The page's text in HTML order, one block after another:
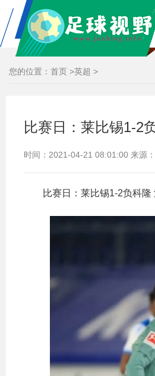
您的位置： 首页 >英超 >
比赛日：莱比锡1-2
时间：2021-04-21 08:01:00 来源：
比赛日：莱比锡1-2负科